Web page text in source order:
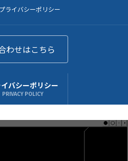
プライバシーポリシー
わせはこちら
バシーポリシー
PRIVACY POLICY